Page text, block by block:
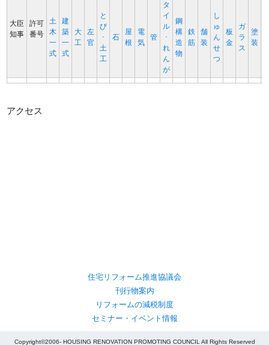
大臣
知事
許可
番号
土
木
一
式
建
築
一
式
大
工
左
官
と
び
･
土
工
石
屋
根
電
気
管
タ
イ
ル
･
れ
ん
が
鋼
構
造
物
鉄
筋
舗
装
し
ゅ
ん
せ
つ
板
金
ガ
ラ
ス
塗
装
アクセス
住宅リフォーム推進協議会
刊行物案内
リフォームの減税制度
セミナー・イベント情報
Copyright©2006- HOUSING RENOVATION PROMOTING COUNCIL All Rights Reserved